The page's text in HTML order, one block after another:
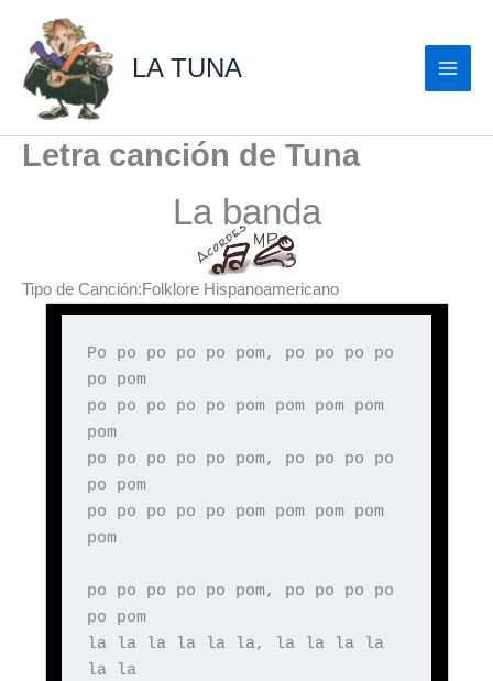
contenido
LA TUNA
Letra canción de Tuna
La banda
Tipo de Canción:Folklore Hispanoamericano
Po po po po po pom, po po po po
po pom
po po po po po pom pom pom pom
pom
po po po po po pom, po po po po
po pom
po po po po po pom pom pom pom
pom
po po po po po pom, po po po po
po pom
la la la la la la, la la la la
la la